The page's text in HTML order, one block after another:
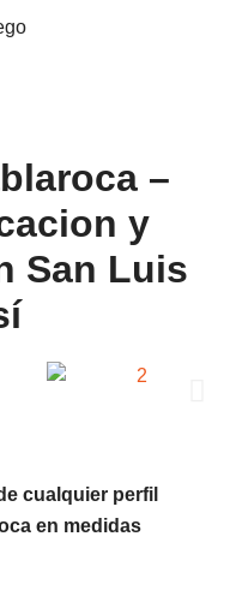
–
y
San Luis
cualquier perfil
en medidas